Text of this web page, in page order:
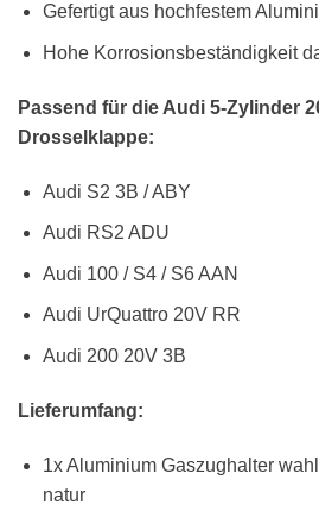
Gefertigt aus hochfestem
Hohe Korrosionsbeständigkeit
Passend für die Audi 5-Zylinder
Drosselklappe:
Audi S2 3B / ABY
Audi RS2 ADU
Audi 100 / S4 / S6 AAN
Audi UrQuattro 20V RR
Audi 200 20V 3B
Lieferumfang:
1x Aluminium Gaszughalter
natur